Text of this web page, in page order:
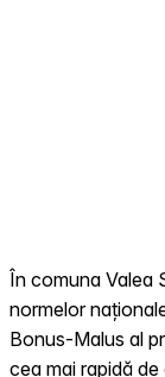
În comuna Valea
normelor
Bonus-Malus al
cea mai rapidă